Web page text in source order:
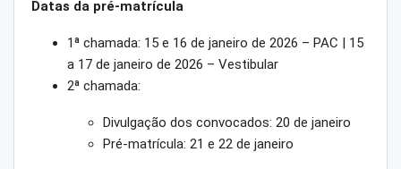
Datas da pré-matrícula
1ª chamada: 15 e 16 de janeiro de 2026 – PAC | 15
a 17 de janeiro de 2026 – Vestibular
2ª chamada:
Divulgação dos convocados: 20 de janeiro
Pré-matrícula: 21 e 22 de janeiro